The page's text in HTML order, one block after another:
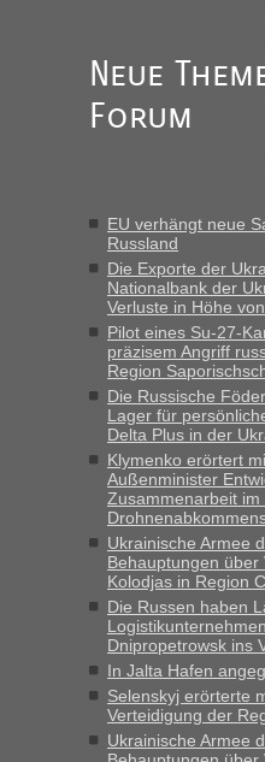
fast 11 Milliarden aufgedeckt
„Am besten wäre natürlich,
Alleinreisende Männer
Milliarden aufgedeckt
„Kein Zoll. Du musst an sich
und du nicht damit handeln
Originalverpackt ist und
keine Probleme geben“
Recht, Visa und
gebrauchter Kleidung beim
„Hallo Leute, ich weiß nicht,
Anfrage. Ich möchte 4
Straßen Kleidung bei der
mitnehmen. Es ist
Berichte und
Grenzübergang zwischen
schnellsten?
„Wir sind mit unserem
15.6. in Krakovets rüber.
Früh. Mit sehr sehr wenig
8 PKW vor der Schranke....“
inBerichte und
Neue
Forum
EU verhängt neue
Russland
Die Exporte der
Nationalbank der
Verluste in Höhe
Pilot eines Su-27-
präzisem Angriff
Region
Die Russische
Lager für
Delta Plus in der
Klymenko erörtert
Außenminister
Zusammenarbeit
Ukrainische Armee
Behauptungen über
Kolodjas in Region
Die Russen haben
Dnipropetrowsk ins
In Jalta Hafen
Selenskyj erörterte
Verteidigung der
Ukrainische Armee